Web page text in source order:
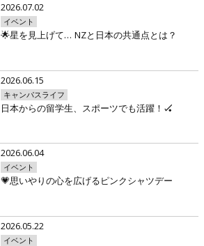
2026.07.02
イベント
🌟星を見上げて… NZと日本の共通点とは？
2026.06.15
キャンパスライフ
日本からの留学生、スポーツでも活躍！🏑
2026.06.04
イベント
💗思いやりの心を広げるピンクシャツデー
2026.05.22
イベント